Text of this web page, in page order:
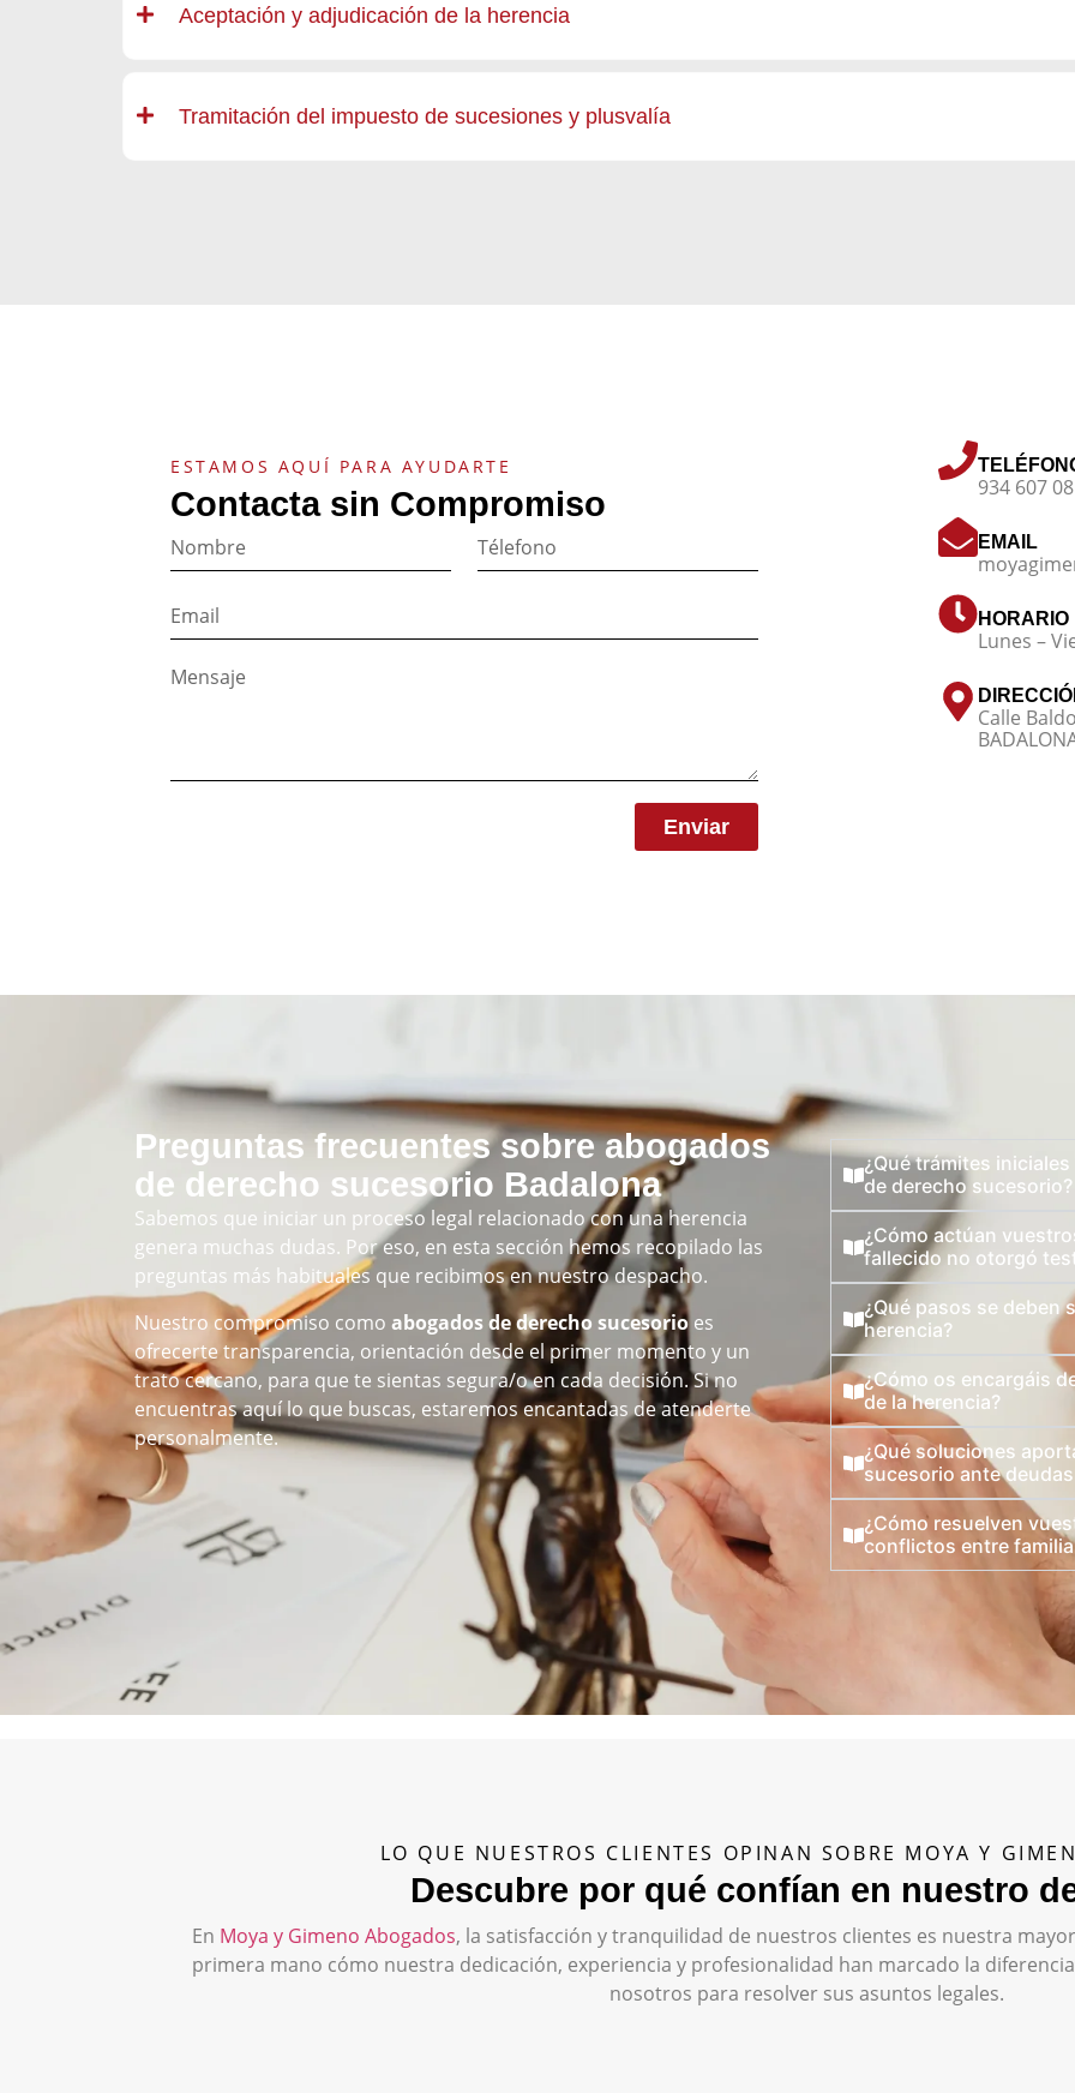
Aceptación y adjudicación de la herencia
Tramitación del impuesto de sucesiones y plusvalía
ESTAMOS AQUÍ PARA AYUDARTE
Contacta sin Compromiso
Enviar
934 607
EMAIL
HORARIO
Lunes –
Calle
Preguntas frecuentes sobre abogados
de derecho sucesorio Badalona
Sabemos que iniciar un proceso legal relacionado con una herencia
genera muchas dudas. Por eso, en esta sección hemos recopilado las
preguntas más habituales que recibimos en nuestro despacho.
Nuestro compromiso como abogados de derecho sucesorio es
ofrecerte transparencia, orientación desde el primer momento y un
trato cercano, para que te sientas segura/o en cada decisión. Si no
encuentras aquí lo que buscas, estaremos encantadas de atenderte
personalmente.
¿Qué trámites
de derecho sucesorio?
¿Cómo actúan
fallecido no otorgó
¿Qué pasos se deben
herencia?
¿Cómo os encargáis
de la herencia?
¿Qué soluciones
sucesorio ante
¿Cómo resuelven
conflictos entre
LO QUE NUESTROS CLIENTES OPINAN SOBRE MOYA Y
Descubre por qué confían en nuestro
En Moya y Gimeno Abogados, la satisfacción y tranquilidad de nuestros clientes es nuestra
primera mano cómo nuestra dedicación, experiencia y profesionalidad han marcado la
nosotros para resolver sus asuntos legales.